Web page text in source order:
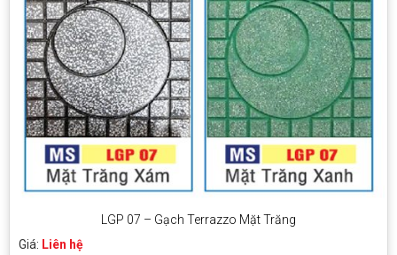
LGP 07 – Gạch Terrazzo Mặt Trăng
Giá: Liên hệ